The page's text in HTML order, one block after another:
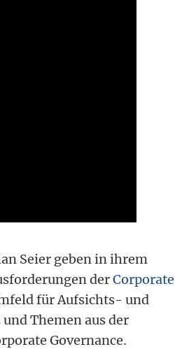
Seier geben in ihrem
derCorporate
für Aufsichts- und
Themen aus der
Governance.